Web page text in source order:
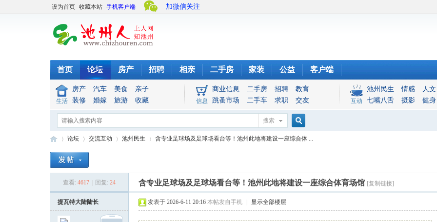
设为首页 收藏本站 手机客户端
首页 论坛 房产 招聘 相亲 二手房 家装 公益 客户端
生活
房产 汽车 美食
亲子
装修
婚嫁 旅游 收藏 信息
商业信息 二手房 招聘
教育
跳蚤市场
二手车 求职 交友 互动
池州民生 情感
人文
七嘴八舌
摄影 健身
加微信关注
搜索
搜
论坛
›
交流互动
›
池州民生
›
含专业足球场及足球场看台等！池州此地将建设一座综合体 ...
查看: 4617 回复: 24 含专业足球场及足球场看台等！池州此地将建设一座综合体育场馆 [复制链接]
提瓦特大陆陆长 发表于 2026-6-11 20:16 本帖发自手机 显示全部楼层